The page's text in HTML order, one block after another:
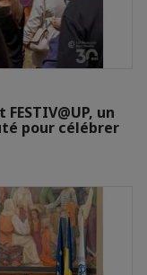
un
pour célébrer